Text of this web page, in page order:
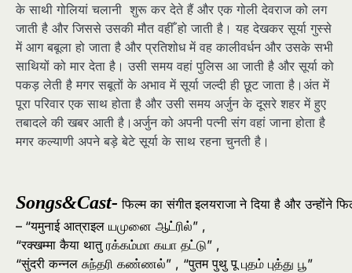
के साथी गोलियां चलानी शुरू कर देते हैं और एक गोली देवराज को लग
जाती है और जिससे उसकी मौत वहीँ हो जाती है। यह देखकर सूर्या गुस्से
में आग बबूला हो जाता है और प्रतिशोध में वह कालीवर्धन और उसके सभी
साथियों को मार देता है। उसी समय वहां पुलिस आ जाती है और सूर्या को
पकड़ लेती है मगर सबूतों के अभाव में सूर्या जल्दी ही छूट जाता है।अंत में
पूरा परिवार एक साथ होता है और उसी समय अर्जुन के दूसरे शहर में हुए
तबादले की खबर आती है।अर्जुन को अपनी पत्नी संग वहां जाना होता है
मगर कल्याणी अपने बड़े बेटे सूर्या के साथ रहना चुनती है।
Songs&Cast- फिल्म का संगीत इलयराजा ने दिया है और उन्होंने
– “यमुनाई आत्राइल யமுனை ஆட்ரில்” ,
“रक्खम्मा कैया थातु ரக்கம்மா கயா தட்டு” ,
“सुंदरी कन्नल சுந்தரி கண்ணல்” , “पुतम पुथु पू புதம் புத்து பூ”